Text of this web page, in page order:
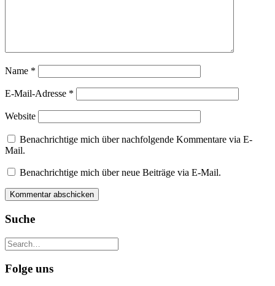
Name *
E-Mail-Adresse *
Website
Benachrichtige mich über nachfolgende Kommentare via E-
Mail.
Benachrichtige mich über neue Beiträge via E-Mail.
Suche
Folge uns